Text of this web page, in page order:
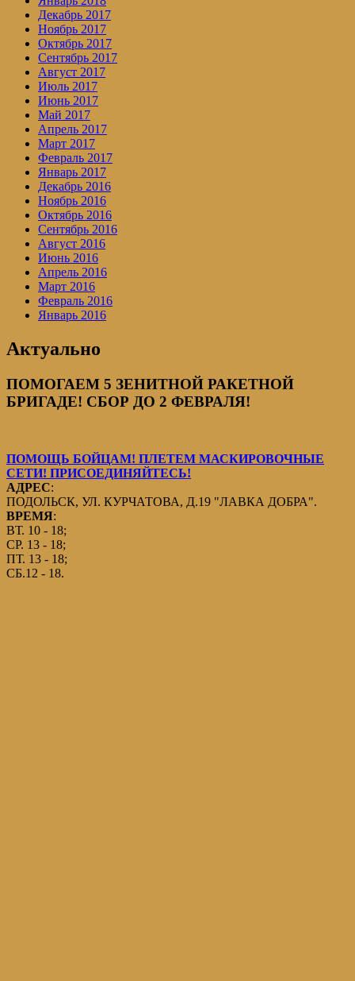
Декабрь 2017
Ноябрь 2017
Октябрь 2017
Сентябрь 2017
Август 2017
Июль 2017
Июнь 2017
Май 2017
Апрель 2017
Март 2017
Февраль 2017
Январь 2017
Декабрь 2016
Ноябрь 2016
Октябрь 2016
Сентябрь 2016
Август 2016
Июнь 2016
Апрель 2016
Март 2016
Февраль 2016
Январь 2016
Актуально
ПОМОГАЕМ 5 ЗЕНИТНОЙ РАКЕТНОЙ
БРИГАДЕ! СБОР ДО 2 ФЕВРАЛЯ!
ПОМОЩЬ БОЙЦАМ! ПЛЕТЕМ МАСКИРОВОЧНЫЕ
СЕТИ! ПРИСОЕДИНЯЙТЕСЬ!
АДРЕС:
ПОДОЛЬСК, УЛ. КУРЧАТОВА, Д.19 "ЛАВКА ДОБРА".
ВРЕМЯ:
ВТ. 10 - 18;
СР. 13 - 18;
ПТ. 13 - 18;
СБ.12 - 18.